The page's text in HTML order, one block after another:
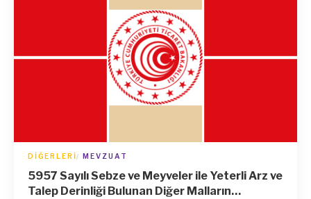
DIĞERLERI MEVZUAT
5957 Sayılı Sebze ve Meyveler ile Yeterli Arz ve
Talep Derinliği Bulunan Diğer Malların